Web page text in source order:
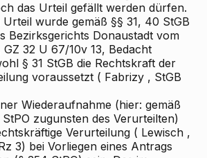
das Urteil gefällt werden dürfen.
wurde gemäß §§ 31, 40 StGB
Bezirksgerichts Donaustadt vom
GZ 32 U 67/10v 13, Bedacht
§ 31 StGB die Rechtskraft der
voraussetzt ( Fabrizy , StGB
Wiederaufnahme (hier: gemäß
zugunsten des Verurteilten)
Verurteilung ( Lewisch ,
3) bei Vorliegen eines Antrags